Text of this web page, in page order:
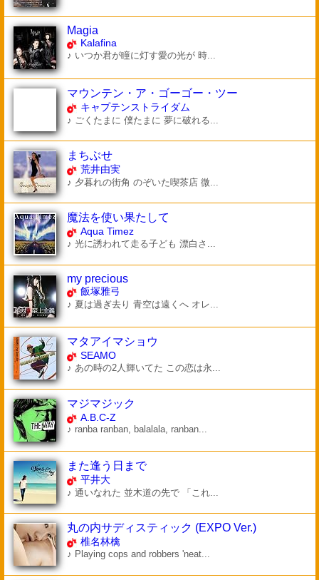
Magia
Kalafina
♪ いつか君が瞳に灯す愛の光が 時...
マウンテン・ア・ゴーゴー・ツー
キャプテンストライダム
♪ ごくたまに 僕たまに 夢に破れる...
まちぶせ
荒井由実
♪ 夕暮れの街角 のぞいた喫茶店 微...
魔法を使い果たして
Aqua Timez
♪ 光に誘われて走る子ども 漂白さ...
my precious
飯塚雅弓
♪ 夏は過ぎ去り 青空は遠くへ オレ...
マタアイマショウ
SEAMO
♪ あの時の2人輝いてた この恋は永...
マジマジック
A.B.C-Z
♪ ranba ranban, balalala, ranban...
また逢う日まで
平井大
♪ 通いなれた 並木道の先で 「これ...
丸の内サディスティック (EXPO Ver.)
椎名林檎
♪ Playing cops and robbers 'neat...